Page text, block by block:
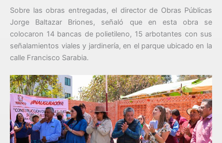
Sobre las obras entregadas, el director de Obras Públicas
Jorge Baltazar Briones, señaló que en esta obra se
colocaron 14 bancas de polietileno, 15 arbotantes con sus
señalamientos viales y jardinería, en el parque ubicado en la
calle Francisco Sarabia.